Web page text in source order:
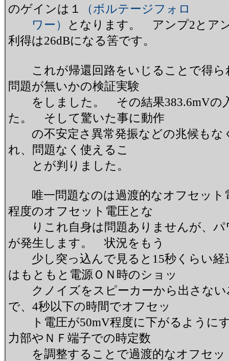
のゲインは１
（ボルテージフォロ
ワー）
となります。 アンプ2とア
利得は26dBになる筈です。
これが帰還回路をいじることで得ら
問題が無いかの検証実験
をしました。 その結果383.6mVの
た。 そして驚いた事に動作
の不安定さ異常発振などの兆候もな
れ、問題なく使えるこ
とが判りました。
唯一問題なのは過渡的なオフセット
程度のオフセット電圧とな
りこれ自身は問題ありませんが、パ
が発生します。 状況をもう
少し突っ込んで見ると15秒くらい経
はもともと電源ＯＮ時のショッ
クノイズをスピーカーから出さない
で、4秒以下の時間でオフセッ
ト電圧が50mV程度に下がるように
力部やＮＦ端子での時定数
を調整することで過渡的なオフセッ